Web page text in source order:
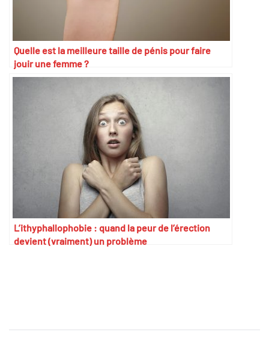
Quelle est la meilleure taille de pénis pour faire
jouir une femme ?
L’ithyphallophobie : quand la peur de l’érection
devient (vraiment) un problème